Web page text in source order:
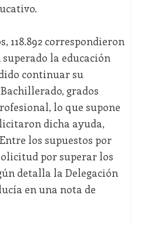
118.892 correspondieron
la educación
continuar su
grados
lo que supone
dicha ayuda,
los supuestos por
por superar los
detalla la Delegación
en una nota de